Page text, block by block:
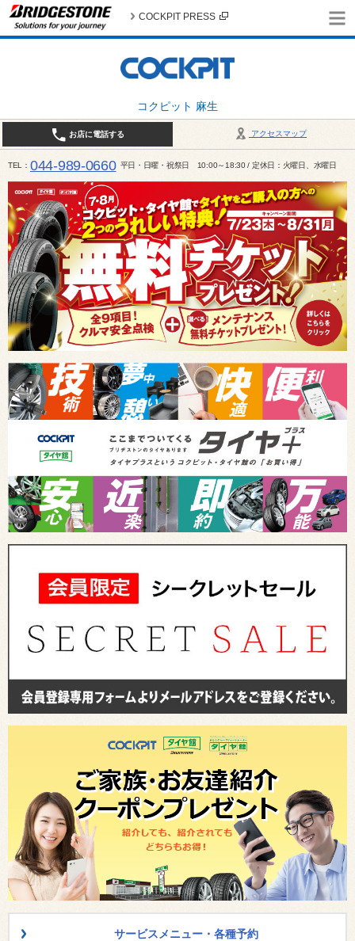
コクピット 麻生
COCKPIT PRESS
アクセスマップ
お店に電話する
TEL 044-989-0660 平日・日曜・祝祭日 10:00～18:30 / 定休日：火曜日、水曜日
サービスメニュー・各種予約